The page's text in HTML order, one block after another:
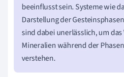
beeinflusst sein. Systeme wie
Darstellung der
sind dabei unerlässlich, um
Mineralien während der
verstehen.